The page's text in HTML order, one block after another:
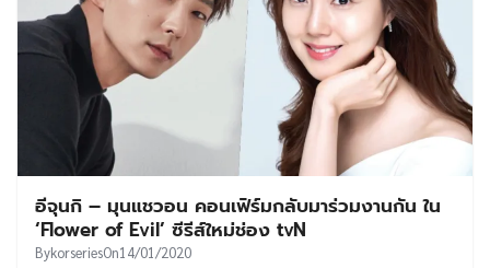
อีจุนกิ – มุนแชวอน คอนเฟิร์มกลับมาร่วมงานกัน ใน
‘Flower of Evil’ ซีรีส์ใหม่ช่อง tvN
BykorseriesOn14/01/2020